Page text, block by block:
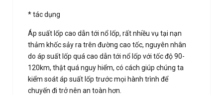
* tác dụng
Áp suất lốp cao dẫn tới nổ lốp, rất nhiều vụ tại nạn
thảm khốc sảy ra trên đường cao tốc, nguyên nhân
do áp suất lốp quá cao dẫn tới nổ lốp với tốc độ 90-
120km, thật quá nguy hiểm, có cách giúp chúng ta
kiểm soát áp suất lốp trước mọi hành trình để
chuyến đi trở nên an toàn hơn.